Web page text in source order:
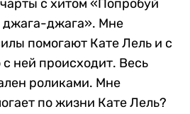
с хитом «Попробуй
джага-джага». Мне
помогают Кате Лель и с
с ней происходит. Весь
роликами. Мне
по жизни Кате Лель?